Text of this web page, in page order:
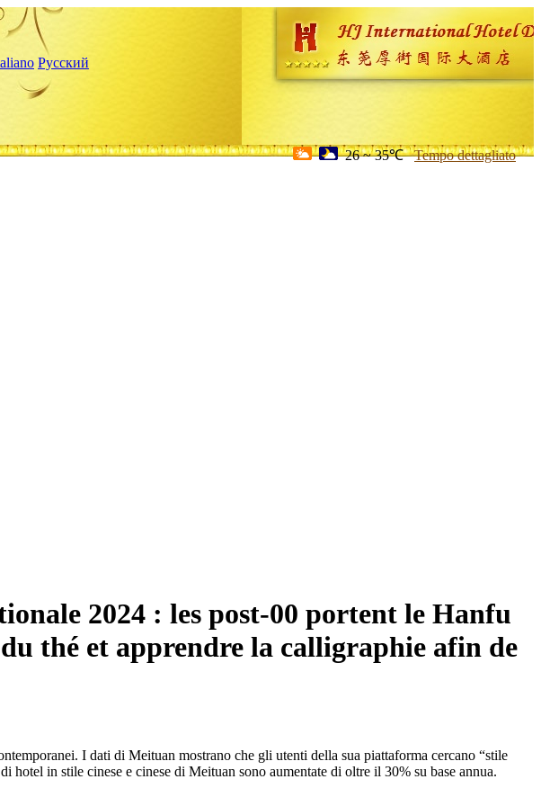
Русский
26 ~ 35℃ Tempo dettagliato
2024 : les post-00 portent le Hanfu
thé et apprendre la calligraphie afin de
I dati di Meituan mostrano che gli utenti della sua piattaforma cercano “stile
in stile cinese e cinese di Meituan sono aumentate di oltre il 30% su base annua.